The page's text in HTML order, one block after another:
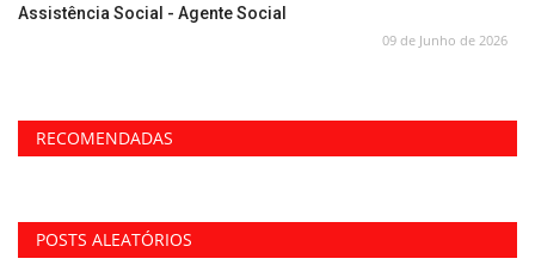
Assistência Social - Agente Social
09 de Junho de 2026
RECOMENDADAS
POSTS ALEATÓRIOS